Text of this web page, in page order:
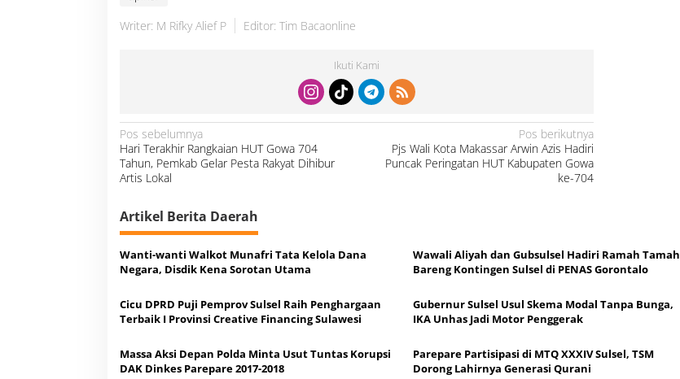
l
e
e
n
m
Writer: M Rifky Alief P
Editor: Tim Bacaonline
Ikuti Kami
N
a
v
i
g
a
s
o
s
Pos sebelumnya
Hari Terakhir Rangkaian HUT Gowa 704
Tahun, Pemkab Gelar Pesta Rakyat Dihibur
Artis Lokal
Pos berikutnya
Pjs Wali Kota Makassar Arwin Azis Hadiri
Puncak Peringatan HUT Kabupaten Gowa
ke-704
Artikel Berita Daerah
Wanti-wanti Walkot Munafri Tata Kelola Dana
Negara, Disdik Kena Sorotan Utama
Wawali Aliyah dan Gubsulsel Hadiri Ramah Tamah
Bareng Kontingen Sulsel di PENAS Gorontalo
Cicu DPRD Puji Pemprov Sulsel Raih Penghargaan
Terbaik I Provinsi Creative Financing Sulawesi
Gubernur Sulsel Usul Skema Modal Tanpa Bunga,
IKA Unhas Jadi Motor Penggerak
Massa Aksi Depan Polda Minta Usut Tuntas Korupsi
DAK Dinkes Parepare 2017-2018
Parepare Partisipasi di MTQ XXXIV Sulsel, TSM
Dorong Lahirnya Generasi Qurani